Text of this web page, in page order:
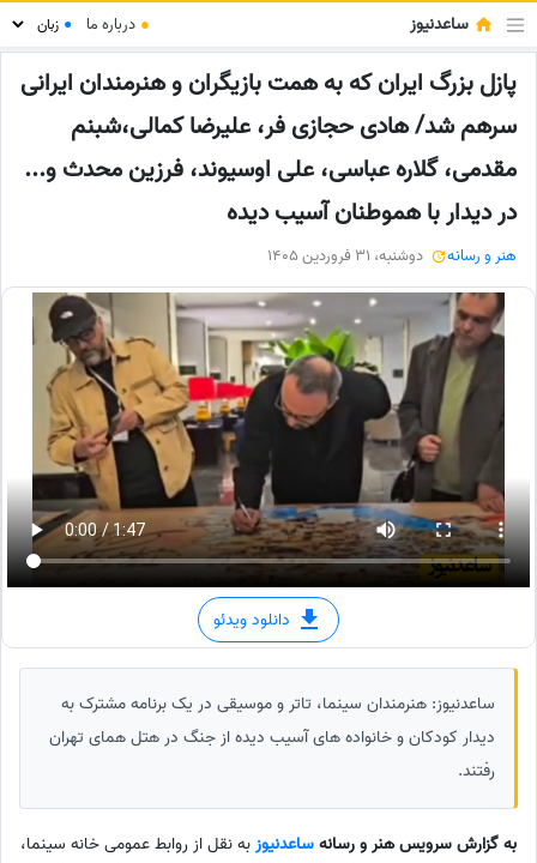
ساعدنیوز ● درباره ما ●
پازل بزرگ ایران که به همت بازیگران و هنرمندان ایرانی
سرهم شد/ هادی حجازی فر، علیرضا کمالی،شبنم
مقدمی، گلاره عباسی، علی اوسیوند، فرزین محدث و...
در دیدار با هموطنان‌ آسیب دیده
هنر و رسانه دوشنبه، 31 فروردین 1405
دانلود ویدئو
ساعدنیوز: هنرمندان سینما، تاتر و موسیقی در یک برنامه مشترک به
دیدار کودکان و خانواده های آسیب دیده از جنگ در هتل همای تهران
رفتند.
به گزارش سرویس هنر و رسانهساعدنیوزبه نقل از روابط عمومی خانه سینما،